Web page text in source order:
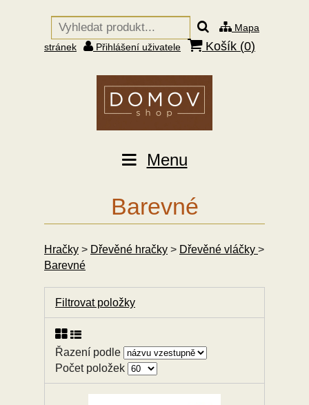
Mapa
stránek
Přihlášení uživatele Košík (0)
Menu
Barevné
Hračky > Dřevěné hračky > Dřevěné vláčky >
Barevné
Filtrovat položky
Řazení podle
Počet položek